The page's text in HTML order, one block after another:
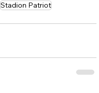
Stadion Patriot